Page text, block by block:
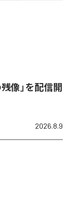
像」を配信開
2026.8.9